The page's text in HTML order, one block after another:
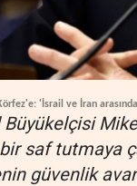
'İsrail ve İran arasında
Büyükelçisi
saf tutmaya
güvenlik